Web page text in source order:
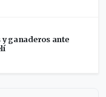
y ganaderos ante